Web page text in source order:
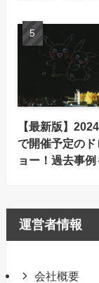
【最新版】
で開催予定の
ョー！過去事
運営者情報
会社概要